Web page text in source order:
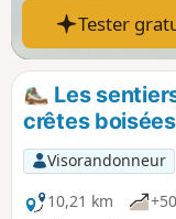
Tester
Les
crêtes
Visorandonneur
10,21 km